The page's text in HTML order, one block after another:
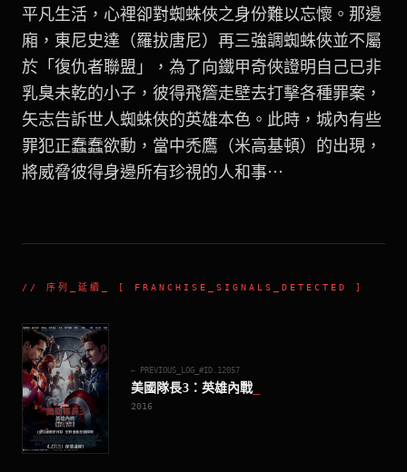
平凡生活，心裡卻對蜘蛛俠之身份難以忘懷。那邊
廂，東尼史達（羅拔唐尼）再三強調蜘蛛俠並不屬
於「復仇者聯盟」，為了向鐵甲奇俠證明自己已非
乳臭未乾的小子，彼得飛簷走壁去打擊各種罪案，
矢志告訴世人蜘蛛俠的英雄本色。此時，城內有些
罪犯正蠢蠢欲動，當中禿鷹（米高基頓）的出現，
將威脅彼得身邊所有珍視的人和事⋯
// 序列_延續 _ [ FRANCHISE_SIGNALS_DETECTED ]
← PREVIOUS_LOG_#ID. 12057
美國隊長3：英雄內戰
2016